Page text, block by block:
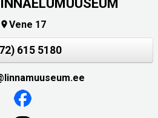
Vene 17
615 5180